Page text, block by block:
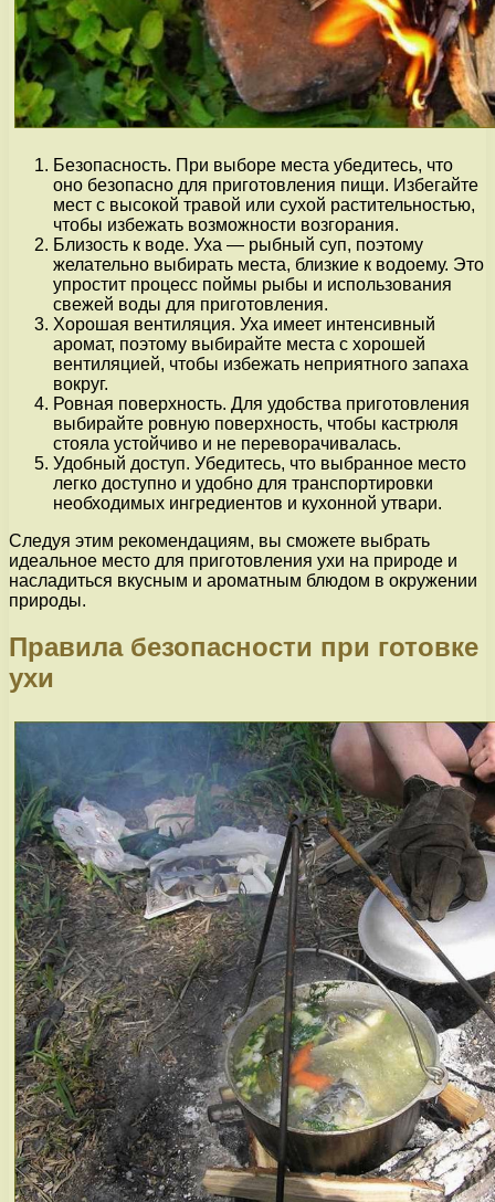
Безопасность. При выборе места убедитесь, что
оно безопасно для приготовления пищи. Избегайте
мест с высокой травой или сухой растительностью,
чтобы избежать возможности возгорания.
Близость к воде. Уха — рыбный суп, поэтому
желательно выбирать места, близкие к водоему. Это
упростит процесс поймы рыбы и использования
свежей воды для приготовления.
Хорошая вентиляция. Уха имеет интенсивный
аромат, поэтому выбирайте места с хорошей
вентиляцией, чтобы избежать неприятного запаха
вокруг.
Ровная поверхность. Для удобства приготовления
выбирайте ровную поверхность, чтобы кастрюля
стояла устойчиво и не переворачивалась.
Удобный доступ. Убедитесь, что выбранное место
легко доступно и удобно для транспортировки
необходимых ингредиентов и кухонной утвари.
Следуя этим рекомендациям, вы сможете выбрать
идеальное место для приготовления ухи на природе и
насладиться вкусным и ароматным блюдом в окружении
природы.
Правила безопасности при готовке
ухи